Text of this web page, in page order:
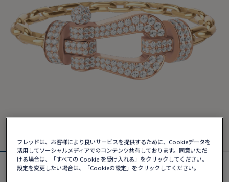
フォース10ブレスレット
フレッドは、お客様により良いサービスを提供するために、Cookieデータを
活用してソーシャルメディアでのコンテンツ共有しております。同意いただ
ける場合は、「すべての Cookie を受け入れる」をクリックしてください。
設定を変更したい場合は、「Cookieの設定」をクリックしてください。